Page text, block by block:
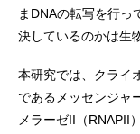
まDNAの転写を行っ
決しているのかは生
本研究では、クライ
であるメッセンジャ
メラーゼII（RNAPII